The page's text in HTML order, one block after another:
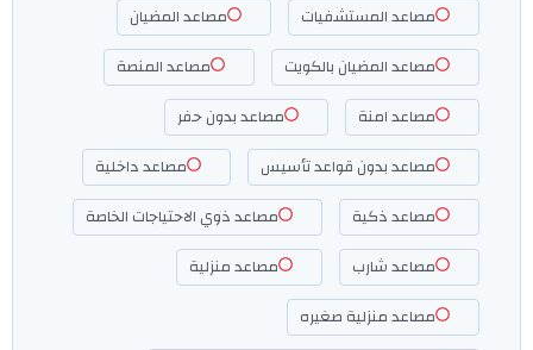
مصاعد المستشفيات
مصاعد المضيان
مصاعد المضيان بالكويت
مصاعد المنصة
مصاعد امنة
مصاعد بدون حفر
مصاعد بدون قواعد تأسيس
مصاعد داخلية
مصاعد ذكية
مصاعد ذوي الاحتياجات الخاصة
مصاعد شارب
مصاعد منزلية
مصاعد منزلية صغيره